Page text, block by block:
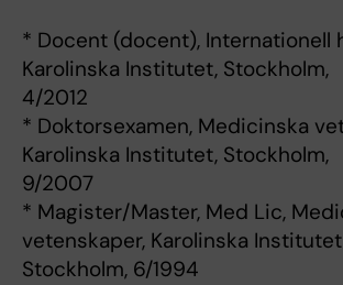
* Docent (docent), Internationell
Karolinska Institutet, Stockholm,
4/2012
* Doktorsexamen, Medicinska
Karolinska Institutet, Stockholm,
9/2007
* Magister/Master, Med Lic,
vetenskaper, Karolinska
Stockholm, 6/1994